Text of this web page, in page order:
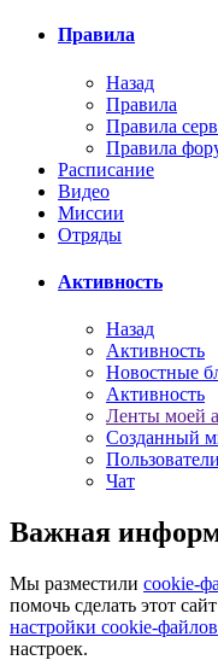
Правила
Назад
Правила
Правила
Правила
Расписание
Видео
Миссии
Отряды
Активность
Назад
Активность
Новостные
Активность
Ленты моей
Созданный
Чат
Важная
Мы разместили cookie-
помочь сделать этот
настройки cookie-файлов
настроек.